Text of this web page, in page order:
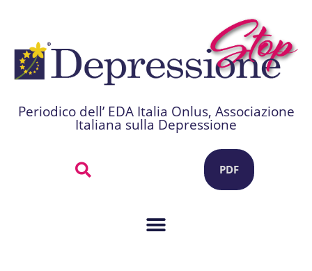
Periodico dell’ EDA Italia Onlus, Associazione
Italiana sulla Depressione
PDF